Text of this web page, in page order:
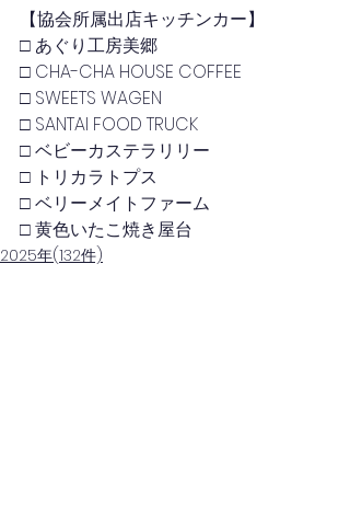
【協会所属出店キッチンカー】
□ あぐり工房美郷
□ CHA-CHA HOUSE COFFEE
□ SWEETS WAGEN
□ SANTAI FOOD TRUCK
□ ベビーカステラリリー
□ トリカラトプス
□ ベリーメイトファーム
□ 黄色いたこ焼き屋台
2025年(132件)